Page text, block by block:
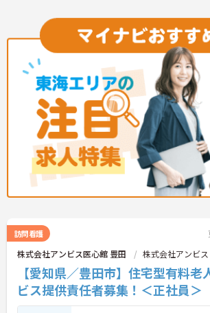
さい！
訪問看護
株式会社アンビス医心館 豊田 株式会社アンビス
【愛知県／豊田市】住宅型有料老
ビス提供責任者募集！＜正社員＞